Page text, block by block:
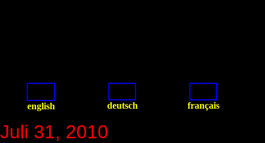
english deutsch français
Juli 31, 2010